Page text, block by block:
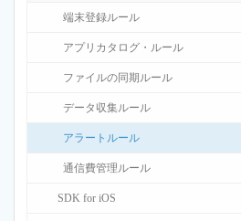
端末登録ルール
アプリカタログ・ルール
ファイルの同期ルール
データ収集ルール
アラートルール
通信費管理ルール
SDK for iOS